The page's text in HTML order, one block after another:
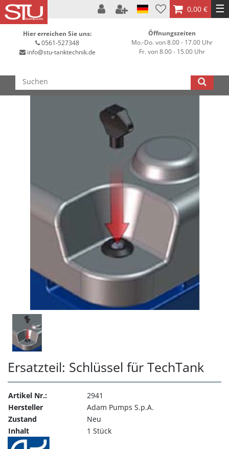
0,00 € ☰
Hier erreichen Sie uns:
0561-527348
info@stu-tanktechnik.de
Öffnungszeiten
Mo.-Do. von 8.00 - 17.00 Uhr
Fr. von 8.00 - 15.00 Uhr
Ersatzteil: Schlüssel für TechTank
Artikel Nr.:
2941
Hersteller
Adam Pumps S.p.A.
Zustand
Neu
Inhalt
1 Stück